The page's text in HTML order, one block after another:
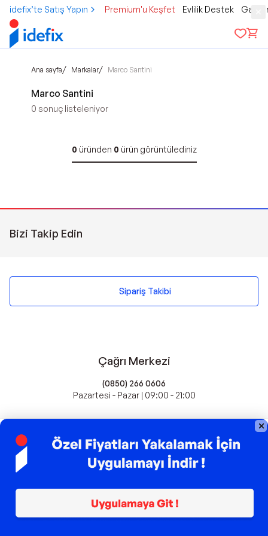
idefix’te Satış Yapın Premium'u Keşfet Evlilik Destek
Ana sayfa/ Markalar/ Marco Santini
Marco Santini
0 sonuç listeleniyor
0 üründen 0 ürün görüntülediniz
Bizi Takip Edin
Popüler Markalar
Farmasi
Xiaomi
Lavazza
Fashcolle
Pro Plan
Sipariş Takibi
Çağrı Merkezi
(0850) 266 0606
Pazartesi - Pazar | 09:00 - 21:00